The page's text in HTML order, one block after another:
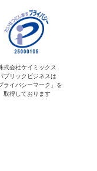
式会社ケイミックス
ブリックビジネスは
ライバシーマーク」を
取得しております